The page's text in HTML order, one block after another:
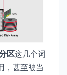
区这几个词
，甚至被当